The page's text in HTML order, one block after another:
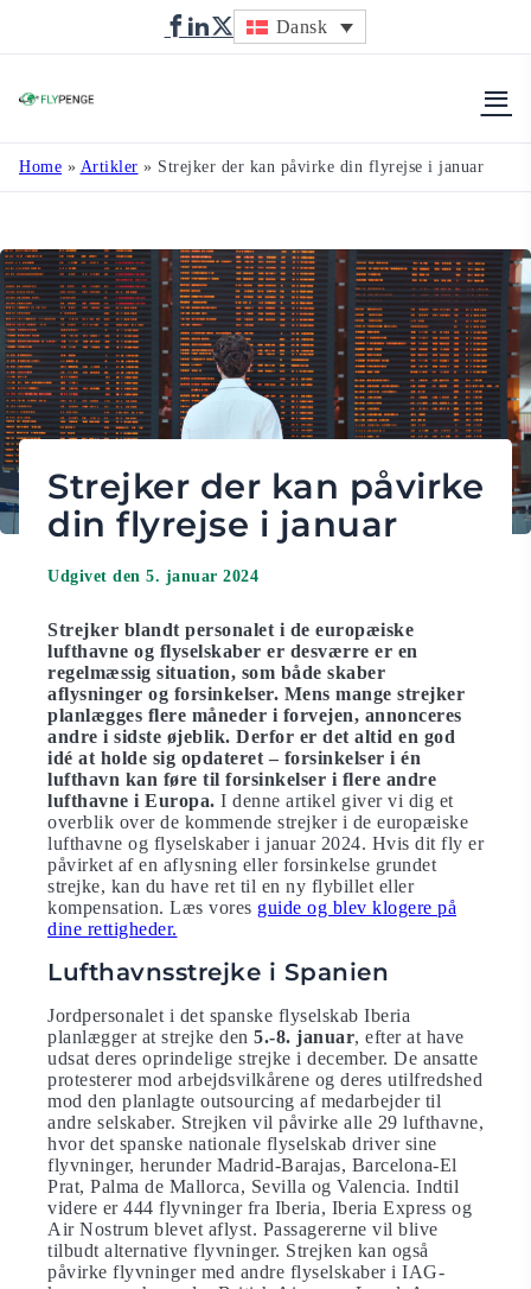
Dansk
Home » Artikler » Strejker der kan påvirke din flyrejse i januar
Strejker der kan påvirke
din flyrejse i januar
Udgivet den 5. januar 2024
Strejker blandt personalet i de europæiske
lufthavne og flyselskaber er desværre er en
regelmæssig situation, som både skaber
aflysninger og forsinkelser. Mens mange strejker
planlægges flere måneder i forvejen, annonceres
andre i sidste øjeblik. Derfor er det altid en god
idé at holde sig opdateret – forsinkelser i én
lufthavn kan føre til forsinkelser i flere andre
lufthavne i Europa. I denne artikel giver vi dig et
overblik over de kommende strejker i de europæiske
lufthavne og flyselskaber i januar 2024. Hvis dit fly er
påvirket af en aflysning eller forsinkelse grundet
strejke, kan du have ret til en ny flybillet eller
kompensation. Læs vores guide og blev klogere på
dine rettigheder.
Lufthavnsstrejke i Spanien
Jordpersonalet i det spanske flyselskab Iberia
planlægger at strejke den 5.-8. januar, efter at have
udsat deres oprindelige strejke i december. De ansatte
protesterer mod arbejdsvilkårene og deres utilfredshed
mod den planlagte outsourcing af medarbejder til
andre selskaber. Strejken vil påvirke alle 29 lufthavne,
hvor det spanske nationale flyselskab driver sine
flyvninger, herunder Madrid-Barajas, Barcelona-El
Prat, Palma de Mallorca, Sevilla og Valencia. Indtil
videre er 444 flyvninger fra Iberia, Iberia Express og
Air Nostrum blevet aflyst. Passagererne vil blive
tilbudt alternative flyvninger. Strejken kan også
påvirke flyvninger med andre flyselskaber i IAG-